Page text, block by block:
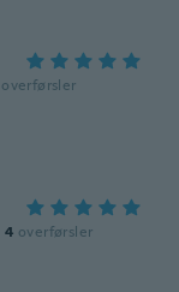
overførsler
4 overførsler